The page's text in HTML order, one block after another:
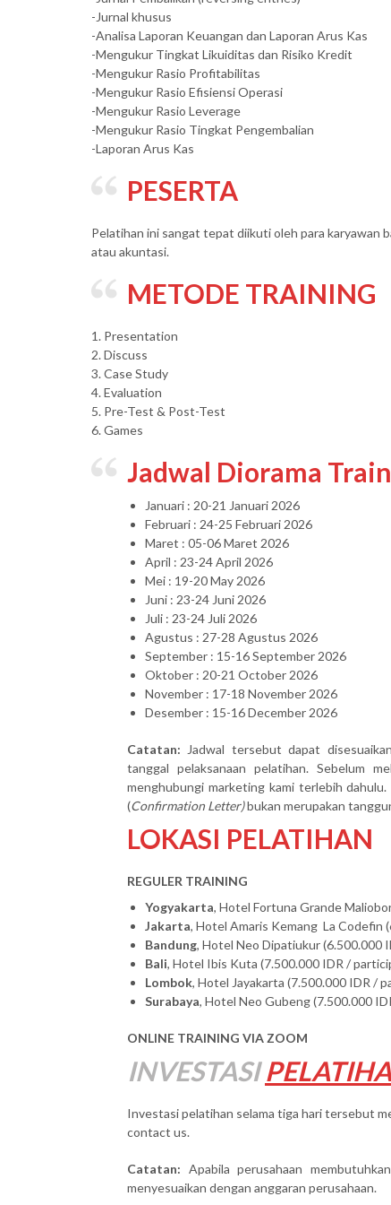
-Jurnal khusus
-Analisa Laporan Keuangan dan Laporan Arus Kas
-Mengukur Tingkat Likuiditas dan Risiko Kredit
-Mengukur Rasio Profitabilitas
-Mengukur Rasio Efisiensi Operasi
-Mengukur Rasio Leverage
-Mengukur Rasio Tingkat Pengembalian
-Laporan Arus Kas
PESERTA
Pelatihan ini sangat tepat diikuti oleh para karyawan
atau akuntasi.
METODE TRAINING
1. Presentation
2. Discuss
3. Case Study
4. Evaluation
5. Pre-Test & Post-Test
6. Games
Jadwal Diorama
Januari : 20-21 Januari 2026
Februari : 24-25 Februari 2026
Maret : 05-06 Maret 2026
April : 23-24 April 2026
Mei : 19-20 May 2026
Juni : 23-24 Juni 2026
Juli : 23-24 Juli 2026
Agustus : 27-28 Agustus 2026
September : 15-16 September 2026
Oktober : 20-21 October 2026
November : 17-18 November 2026
Desember : 15-16 December 2026
Catatan: Jadwal tersebut dapat
tanggal pelaksanaan pelatihan. Sebelum
menghubungi marketing kami terlebih
(Confirmation Letter)bukan merupakan
LOKASI PELATIHAN
REGULER TRAINING
Yogyakarta, Hotel Fortuna Grande
Jakarta, Hotel Amaris Kemang La Codefin
Bandung, Hotel Neo Dipatiukur (6.500.000
Bali, Hotel Ibis Kuta (7.500.000 IDR /
Lombok, Hotel Jayakarta (7.500.000 IDR /
Surabaya, Hotel Neo Gubeng (7.500.000
ONLINE TRAINING VIA ZOOM
INVESTASI
Investasi pelatihan selama tiga hari tersebut
contact us.
Catatan: Apabila perusahaan
menyesuaikan dengan anggaran perusahaan.